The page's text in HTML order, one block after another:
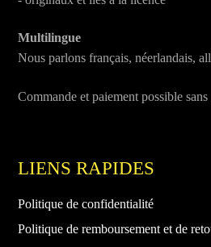
Multilingue
Nous parlons français, néerlandais,
Commande et paiement possible sans
LIENS RAPIDES
Politique de confidentialité
Politique de remboursement et de